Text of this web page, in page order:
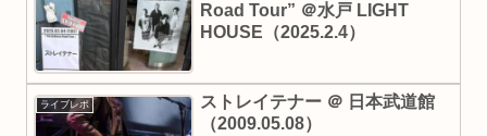
Road Tour” ＠水戸 LIGHT
HOUSE（2025.2.4）
ライブレポ
ストレイテナー ＠ 日本武道館
（2009.05.08）